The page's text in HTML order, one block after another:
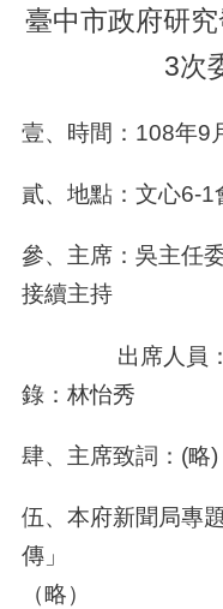
臺中市政府研
3次
壹、時間： 108年9
貳、地點：文心6-1
參、主席：吳主任
接續主持
出席人員：
錄：林怡秀
肆、主席致詞： (略)
伍、本府新聞局專
傳」
（略）